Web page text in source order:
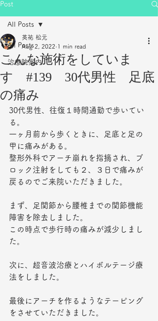
Post
All Posts
治療院案内
All Posts
こんな施術をしていま
す #139 30代男性 足底
の痛み
英祐 松元
Aug 2, 2022 1 min read
30代男性、往復１時間通勤で歩いてい
る。
一ヶ月前から歩くときに、足底と足の
甲に痛みがある。
整形外科でアーチ崩れを指摘され、ブ
ロック注射をしても２、３日で痛みが
戻るのでご来院いただきました。
まず、足関節から腰椎までの関節機能
障害を除去しました。
この時点で歩行時の痛みが減少しまし
た。
次に、超音波治療とハイボルテージ療
法をしました。
最後にアーチを作るようなテーピング
をさせていただきました。